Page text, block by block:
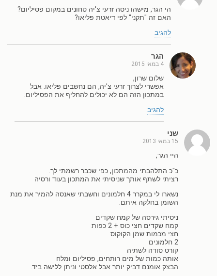
הי הגר, מישהו ניסה זרעי צ'יה טחונים במקום פסיליום?
האם זה "תקני" לפי דיאטת פליאו?
להגיב
הגר
4 במאי 2015
שלום שרון,
אפשרי לצרוך זרעי צ'יה, הם נחשבים פליאו. אבל
במתכון הזה הם לא יכולים להחליף את הפסיליום.
להגיב
שני
15 במאי 2013
היי הגר,
כ"כ התלהבתי מהמתכון, כפי שכבר רשמתי לך.
רציתי לשתף אותך שניסיתי את המתכון בעוד ורסיה
נשארו לי במקרר 4 חלמונים וחשבתי שאנסה להמיר את מנת
השומן בחלקה איתם.
ניסיתי גירסה של קמח שקדים
קמח שקדים חצי כוס + 2 כפות
חצי מכמות שמן הקוקוס
2 חלמונים
קורט סודה לשתיה
אותה כמות של מים רותחים, פסיליום ומלח
הבצק אומנם דביק יותר אבל אלסטי וניתן ללישה ביד.